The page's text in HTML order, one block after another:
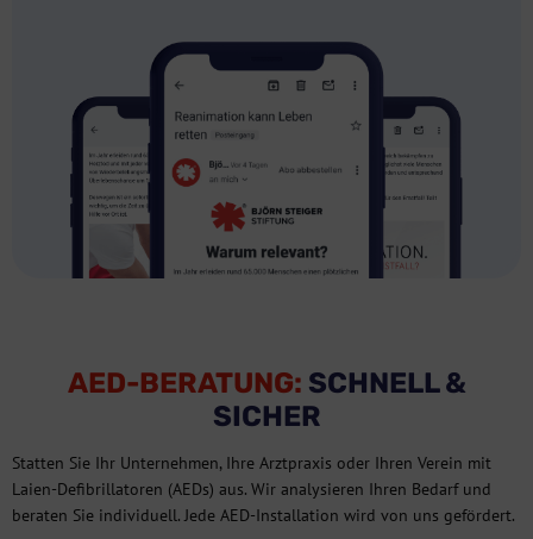
AED-BERATUNG: SCHNELL &
SICHER
Statten Sie Ihr Unternehmen, Ihre Arztpraxis oder Ihren Verein mit
Laien-Defibrillatoren (AEDs) aus. Wir analysieren Ihren Bedarf und
beraten Sie individuell. Jede AED-Installation wird von uns gefördert.